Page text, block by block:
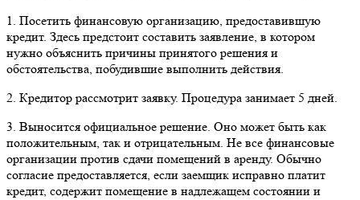
1. Посетить финансовую организацию, предоставившую
кредит. Здесь предстоит составить заявление, в котором
нужно объяснить причины принятого решения и
обстоятельства, побудившие выполнить действия.
2. Кредитор рассмотрит заявку. Процедура занимает 5 дней.
3. Выносится официальное решение. Оно может быть как
положительным, так и отрицательным. Не все финансовые
организации против сдачи помещений в аренду. Обычно
согласие предоставляется, если заемщик исправно платит
кредит, содержит помещение в надлежащем состоянии и